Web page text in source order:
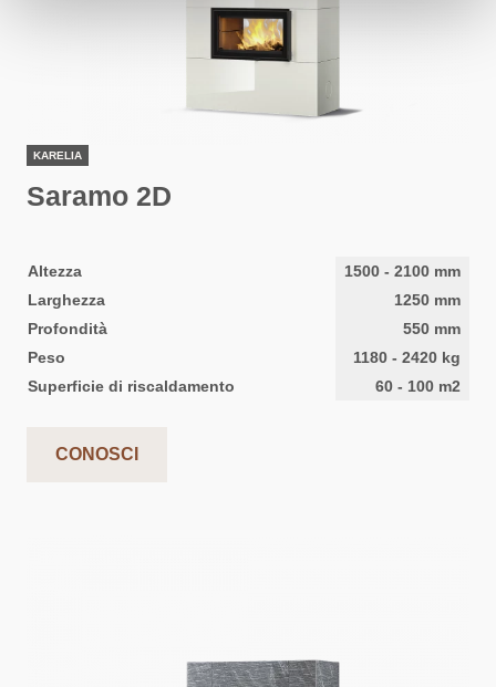
KARELIA
Saramo 2D
Altezza 1500 - 2100 mm
Larghezza
1250 mm
Profondità
550 mm
Peso
1180 - 2420 kg
Superficie di riscaldamento
60 - 100 m2
CONOSCI